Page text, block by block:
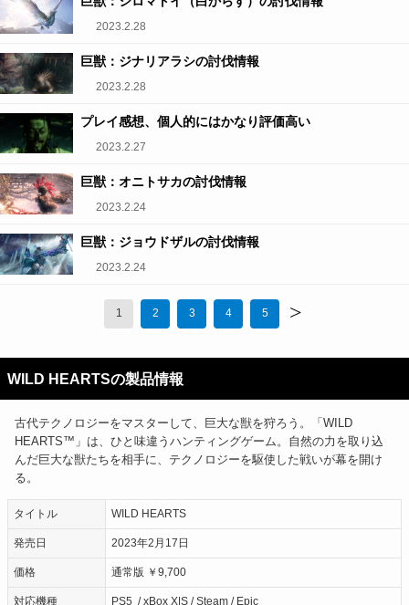
2023.2.28
巨獣：ジナリアラシの討伐情報
2023.2.28
プレイ感想、個人的にはかなり評価高い
2023.2.27
巨獣：オニトサカの討伐情報
2023.2.24
巨獣：ジョウドザルの討伐情報
2023.2.24
1 2 3 4 5 >
WILD HEARTSの製品情報
古代テクノロジーをマスターして、巨大な獣を狩ろう。「WILD
HEARTS™」は、ひと味違うハンティングゲーム。自然の力を取り込
んだ巨大な獣たちを相手に、テクノロジーを駆使した戦いが幕を開け
る。
タイトル WILD HEARTS
発売日 2023年2月17日
価格 通常版 ￥9,700
対応機種 PS5 / xBox X|S / Steam / Epic